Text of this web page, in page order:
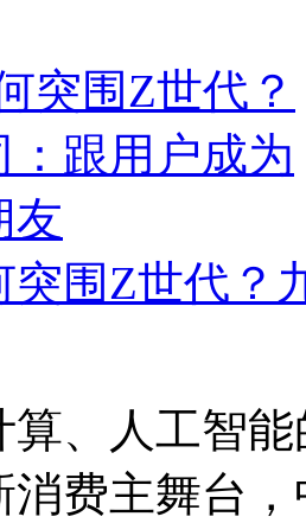
突围Z世代？
算、人工智
消费主舞台